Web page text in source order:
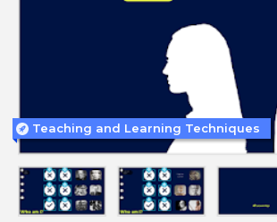
Teaching and Learning Techniques